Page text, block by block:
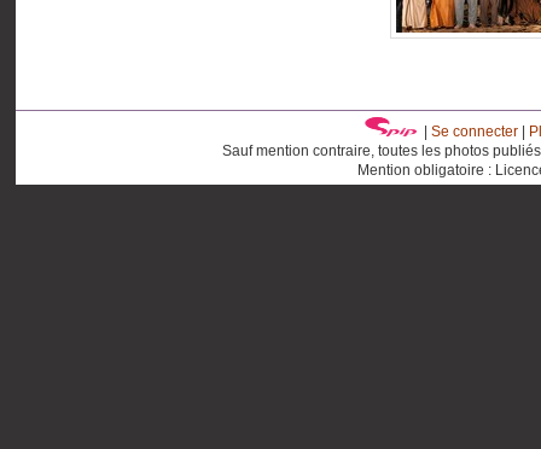
Se connecter|
Sauf mention contraire, toutes les photos
Mention obligatoire :